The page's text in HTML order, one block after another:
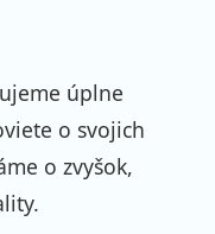
úplne
o svojich
o zvyšok,